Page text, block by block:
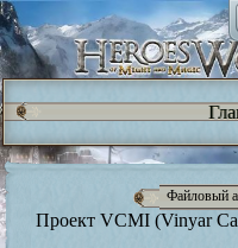
Файловый
Проект VCMI (Vinyar